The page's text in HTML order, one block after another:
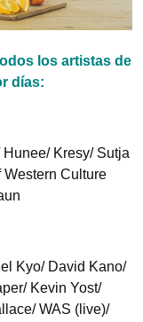
los artistas de
días:
Kresy/ Sutja
Western Culture
Kyo/ David Kano/
Kevin Yost/
WAS (live)/